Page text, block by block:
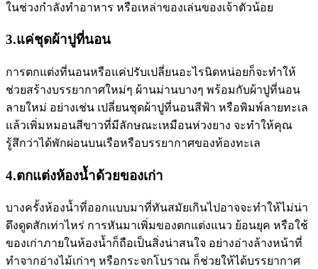
ในช่วงกำลังทำอาหาร หรือเหล่าของเล่นของเจ้าตัวน้อย
3.แค่ชุดผ้าปูที่นอน
การตกแต่งที่นอนหรือแค่ปรับเปลี่ยนอะไรนิดหน่อยก็จะทำให้
ช่วยสร้างบรรยากาศใหม่ๆ ผ้านม่านบางๆ พร้อมกับผ้าปูที่นอน
ลายใหม่ อย่างเช่น เปลี่ยนชุดผ้าปูที่นอนสีฟ้า หรือพิมพ์ลายทะเล
แล้วเพิ่มหมอนสีขาวที่มีลักษณะเหมือนห่วงยาง จะทำให้คุณ
รู้สึกว่าได้พักผ่อนบนเรือหรือบรรยากาศของท้องทะเล
4.ตกแต่งห้องน้ำด้วยของเก่า
บางครั้งห้องน้ำที่ออกแบบมาที่ทันสมัยเกินไปอาจจะทำให้ไม่น่า
ดึงดูดสักเท่าไหร่ การหันมาเพิ่มของตกแต่งแนว ย้อนยุค หรือใช้
ของเก่าภายในห้องน้ำก็ถือเป็นสิ่งน่าสนใจ อย่างอ่างล้างหน้าที่
ทำจากอ่างไม้เก่าๆ หรือกระจกโบราณ ก็ช่วยให้ได้บรรยากาศ